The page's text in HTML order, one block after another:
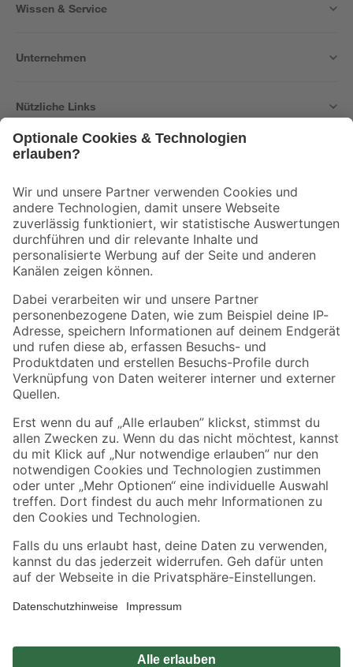
Wissen & Service
Unternehmen
Nützliche Links
Der toom Newsletter: Keine Angebote und Aktionen mehr verpassen!
Zur Newsletter Anmeldung
Folge uns
Zahlungsarten Versandarten
Sicher einkaufen
Jetzt die toom-App herunterladen
Alle Preisangaben in EUR inkl. gesetzl. MwSt.. Die dargestellten Angebote sind unter
Umständen nicht in allen Märkten verfügbar. Die angegebenen Verfügbarkeiten beziehen
Produkte nur solange der Vorrat reicht.
*Paketversand ab 59 € versandkostenfrei, gilt nicht für Artikel mit Speditionsversand, hier
Privatsphäre Impressum